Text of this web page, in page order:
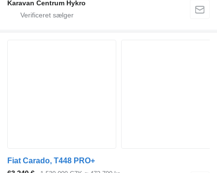
Karavan Centrum Hykro
Fiat Carado, T448 PRO+